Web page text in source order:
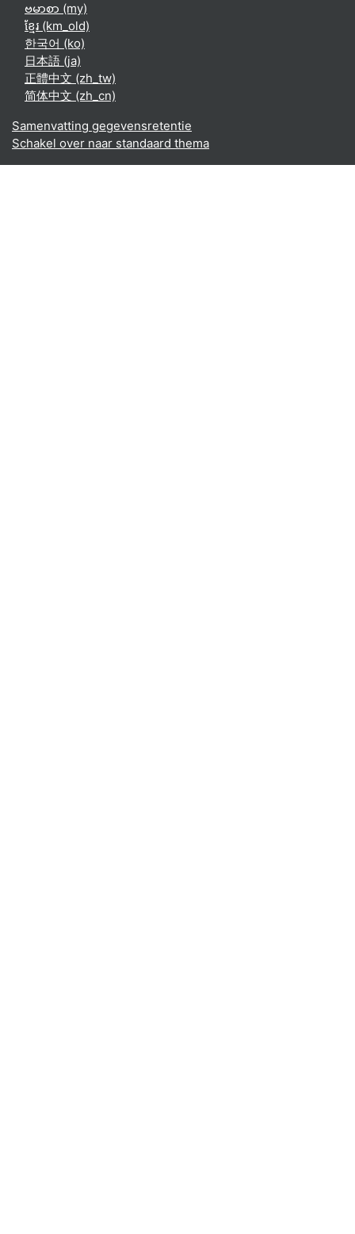
ဗမာစာ ‎(my)‎
ខ្មែរ ‎(km_old)‎
한국어 ‎(ko)‎
日本語 ‎(ja)‎
正體中文 ‎(zh_tw)‎
简体中文 ‎(zh_cn)‎
Samenvatting gegevensretentie
Schakel over naar standaard thema